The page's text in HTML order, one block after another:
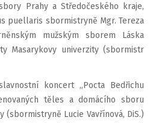
Prahy a Středočeského kraje,
puellaris sbormistryně Mgr. Tereza
mužským sborem Láska
Masarykovy univerzity (sbormistr
koncert „Pocta Bedřichu
těles a domácího sboru
(sbormistryně Lucie Vavřínová, DiS.)